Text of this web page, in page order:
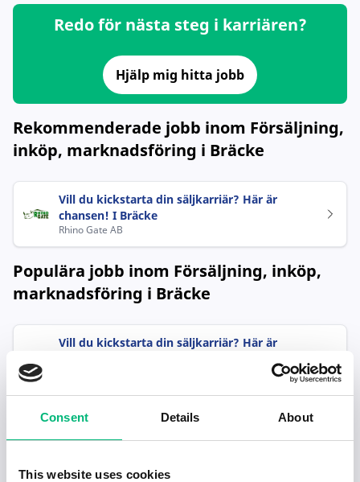
Consent Details About
This website uses cookies
Redo för nästa steg i karriären?
Hjälp mig hitta jobb
Rekommenderade jobb inom Försäljning,
inköp, marknadsföring i Bräcke
Vill du kickstarta din säljkarriär? Här är
chansen! I Bräcke
Rhino Gate AB
Populära jobb inom Försäljning, inköp,
marknadsföring i Bräcke
Vill du kickstarta din säljkarriär? Här är